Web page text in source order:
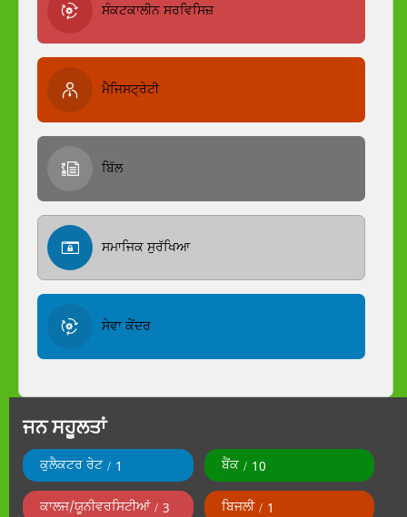
ਸੰਕਟਕਾਲੀਨ ਸਰਵਿਸਿਜ਼
ਮੈਜਿਸਟ੍ਰੇਟੀ
ਬਿੱਲ
ਸਮਾਜਿਕ ਸੁਰੱਖਿਆ
ਸੇਵਾ ਕੇਂਦਰ
ਜਨ ਸਹੂਲਤਾਂ
1
ਕੁਲੈਕਟਰ ਰੇਟ 10
ਬੈਂਕ
3
ਕਾਲਜ/ਯੂਨੀਵਰਸਿਟੀਆਂ 1
ਬਿਜਲੀ